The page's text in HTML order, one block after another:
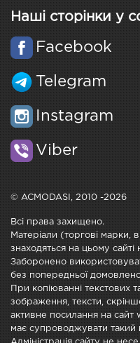
Наші сторінки у
Facebook
Telegram
Instagram
Viber
© ACMODASI, 2010 -2026
Всі права захищено.
Матеріали (торгові марки,
знаходяться на цьому
Заборонено
без попередньої
При копіюванні текстових
зображення, тексти,
активне посилання на сайт
має супроводжувати такий